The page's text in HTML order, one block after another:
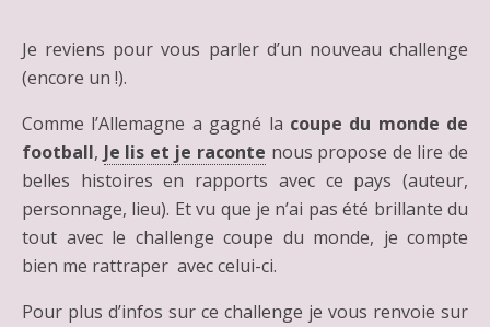
Je reviens pour vous parler d’un nouveau challenge
(encore un !).
Comme l’Allemagne a gagné la coupe du monde de
football, Je lis et je raconte nous propose de lire de
belles histoires en rapports avec ce pays (auteur,
personnage, lieu). Et vu que je n’ai pas été brillante du
tout avec le challenge coupe du monde, je compte
bien me rattraper avec celui-ci.
Pour plus d’infos sur ce challenge je vous renvoie sur